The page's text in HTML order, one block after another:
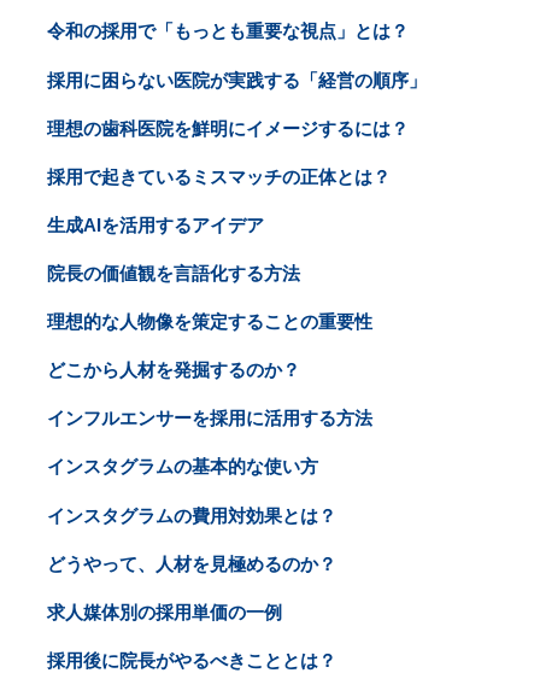
令和の採用で「もっとも重要な視点」とは？
採用に困らない医院が実践する「経営の順序」
理想の歯科医院を鮮明にイメージするには？
採用で起きているミスマッチの正体とは？
生成AIを活用するアイデア
院長の価値観を言語化する方法
理想的な人物像を策定することの重要性
どこから人材を発掘するのか？
インフルエンサーを採用に活用する方法
インスタグラムの基本的な使い方
インスタグラムの費用対効果とは？
どうやって、人材を見極めるのか？
求人媒体別の採用単価の一例
採用後に院長がやるべきこととは？